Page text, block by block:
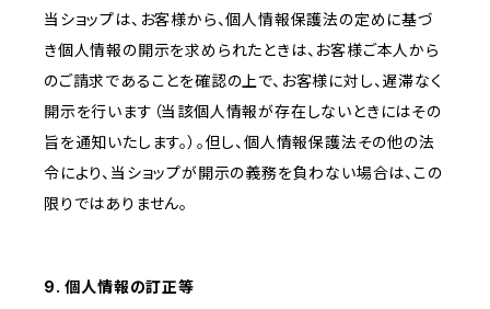
当ショップは、お客様から、個人情報保護法の定めに基づ
き個人情報の開示を求められたときは、お客様ご本人から
のご請求であることを確認の上で、お客様に対し、遅滞なく
開示を行います（当該個人情報が存在しないときにはその
旨を通知いたします。）。但し、個人情報保護法その他の法
令により、当ショップが開示の義務を負わない場合は、この
限りではありません。
9. 個人情報の訂正等